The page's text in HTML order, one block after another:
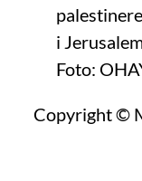
i
Foto:
Copyright ©